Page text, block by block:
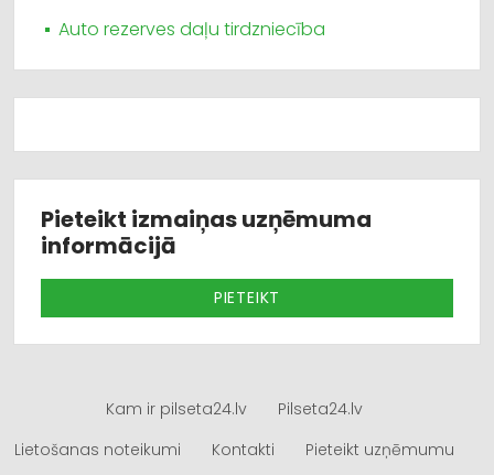
Auto rezerves daļu tirdzniecība
Pieteikt izmaiņas uzņēmuma
informācijā
PIETEIKT
Kam ir pilseta24.lv
Pilseta24.lv
Lietošanas noteikumi
Kontakti Pieteikt uzņēmumu